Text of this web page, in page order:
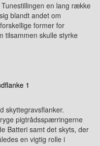
en lang række
blandt andet om
former for
tilsammen skulle styrke
skyttegravsflanker.
pigtrådsspærringerne
Batteri samt det skyts, der
en vigtig rolle i